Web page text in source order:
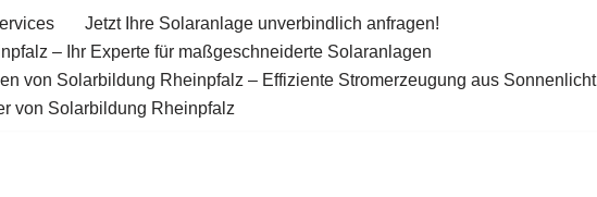
Jetzt Ihre Solaranlage unverbindlich anfragen!
– Ihr Experte für maßgeschneiderte Solaranlagen
von Solarbildung Rheinpfalz – Effiziente Stromerzeugung aus Sonnenlicht
von Solarbildung Rheinpfalz